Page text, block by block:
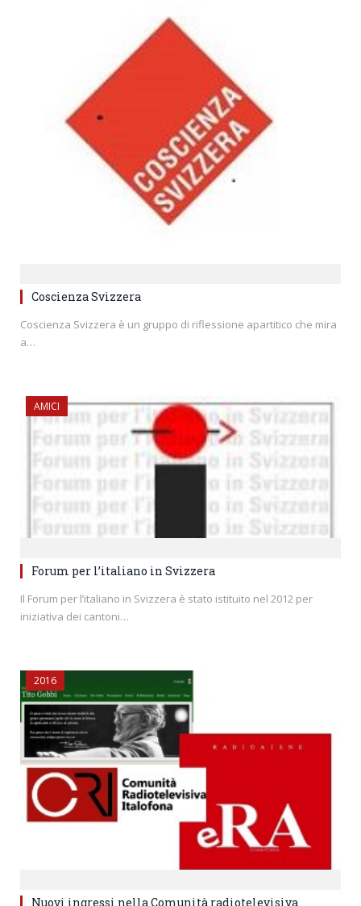
Coscienza Svizzera
Coscienza Svizzera è un gruppo di riflessione apartitico che mira
a…
AMICI
Forum per l’italiano in Svizzera
Il Forum per l’italiano in Svizzera è stato istituito nel 2012 per
iniziativa dei cantoni…
2016
Nuovi ingressi nella Comunità radiotelevisiva